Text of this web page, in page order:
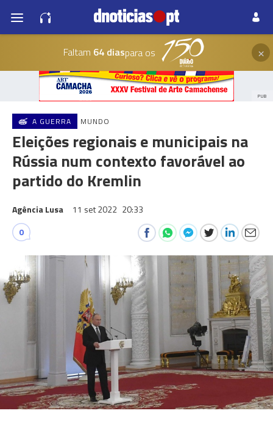
Faltam 64 diaspara os ×
PUB
A GUERRA MUNDO
Eleições regionais e municipais na
Rússia num contexto favorável ao
partido do Kremlin
Agência Lusa 11 set 2022 20:33
0